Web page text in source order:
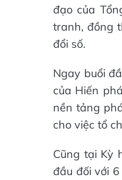
đạo của
tranh, đồng
đổi số.
Ngay buổi
của Hiến
nền tảng
cho việc tổ
Cũng tại Kỳ
đầu đối với